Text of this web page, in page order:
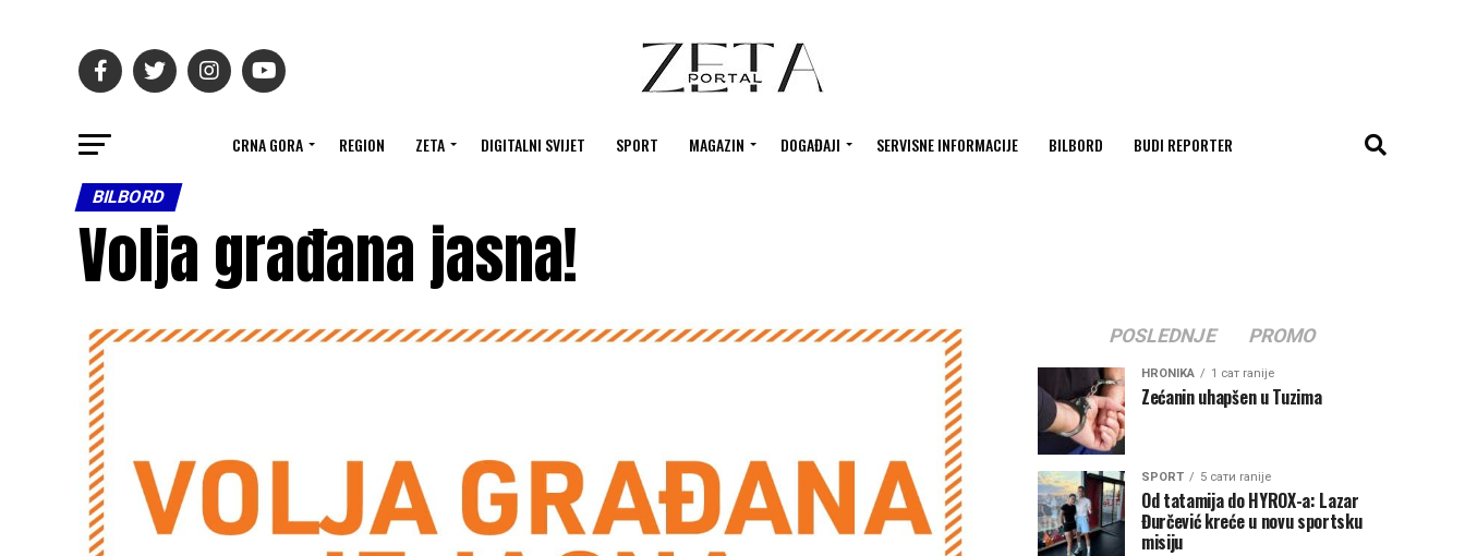
CRNA GORA REGION ZETA DIGITALNI SVIJET SPORT MAGAZIN DOGAĐAJI SERVISNE INFORMACIJE BILBORD BUDI REPORTER
BILBORD
Volja građana jasna!
POSLEDNJE PROMO
HRONIKA 1 сат ranije
Zećanin uhapšen u Tuzima
SPORT 5 сати ranije
Od tatamija do HYROX-a: Lazar
Đurčević kreće u novu sportsku
misiju